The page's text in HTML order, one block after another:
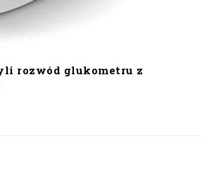
rozwód glukometru z